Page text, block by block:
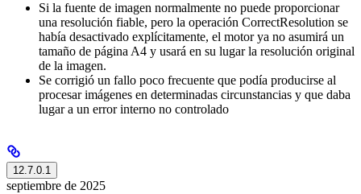
Si la fuente de imagen normalmente no puede proporcionar
una resolución fiable, pero la operación ⁠CorrectResolution se
había desactivado explícitamente, el motor ya no asumirá un
tamaño de página A4 y usará en su lugar la resolución original
de la imagen.
Se corrigió un fallo poco frecuente que podía producirse al
procesar imágenes en determinadas circunstancias y que daba
lugar a un error interno no controlado
12.7.0.1
septiembre de 2025